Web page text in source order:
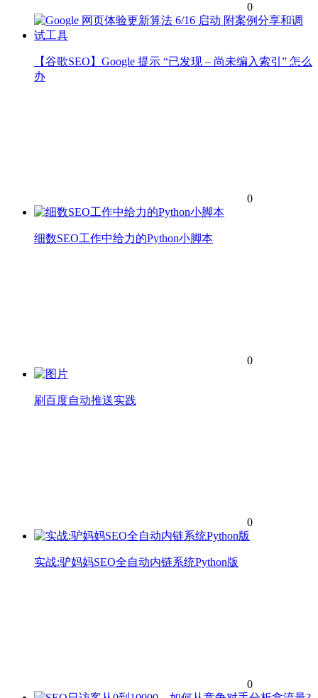
0
【谷歌SEO】Google 提示 “已发现 – 尚未编入索引” 怎么
办
0
细数SEO工作中给力的Python小脚本
0
刷百度自动推送实践
0
实战:驴妈妈SEO全自动内链系统Python版
0